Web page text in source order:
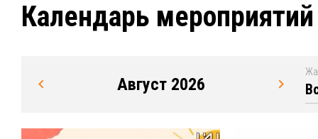
Календарь мероприятий
Август 2026